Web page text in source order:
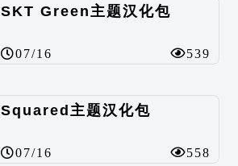
SKT Green主题汉化包
07/16 539
Squared主题汉化包
07/16 558